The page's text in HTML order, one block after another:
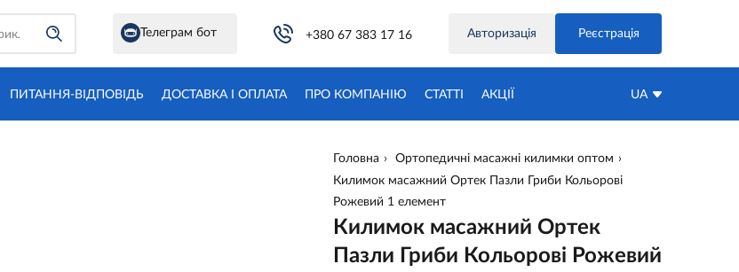
Телеграм бот +380 67 383 17 16 Авторизація Реєстрація
ПИТАННЯ-ВІДПОВІДЬ ДОСТАВКА І ОПЛАТА ПРО КОМПАНІЮ СТАТТІ АКЦIЇ UA
Головна
Ортопедичні масажні килимки оптом
Килимок масажний Ортек Пазли Гриби Кольорові
Рожевий 1 елемент
Килимок масажний Ортек
Пазли Гриби Кольорові Рожевий